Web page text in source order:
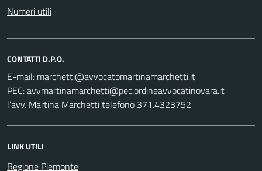
Numeri utili
CONTATTI D.P.O.
E-mail:
PEC:
l’avv. Martina Marchetti telefono 371.4323752
LINK UTILI
Regione Piemonte